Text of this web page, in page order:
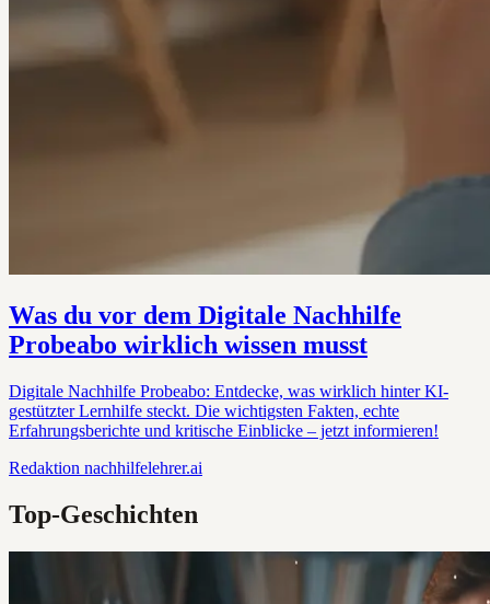
Was du vor dem Digitale Nachhilfe
Probeabo wirklich wissen musst
Digitale Nachhilfe Probeabo: Entdecke, was wirklich hinter KI-
gestützter Lernhilfe steckt. Die wichtigsten Fakten, echte
Erfahrungsberichte und kritische Einblicke – jetzt informieren!
Redaktion nachhilfelehrer.ai
Top-Geschichten